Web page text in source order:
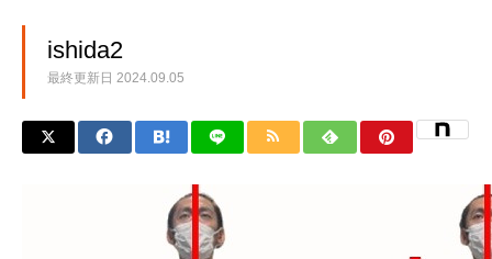
ishida2
最終更新日 2024.09.05